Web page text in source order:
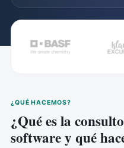
¿QUÉ HACEMOS?
¿Qué es la
software y qué